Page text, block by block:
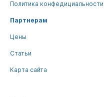
Политика конфедициальности
Партнерам
Цены
Статьи
Карта сайта